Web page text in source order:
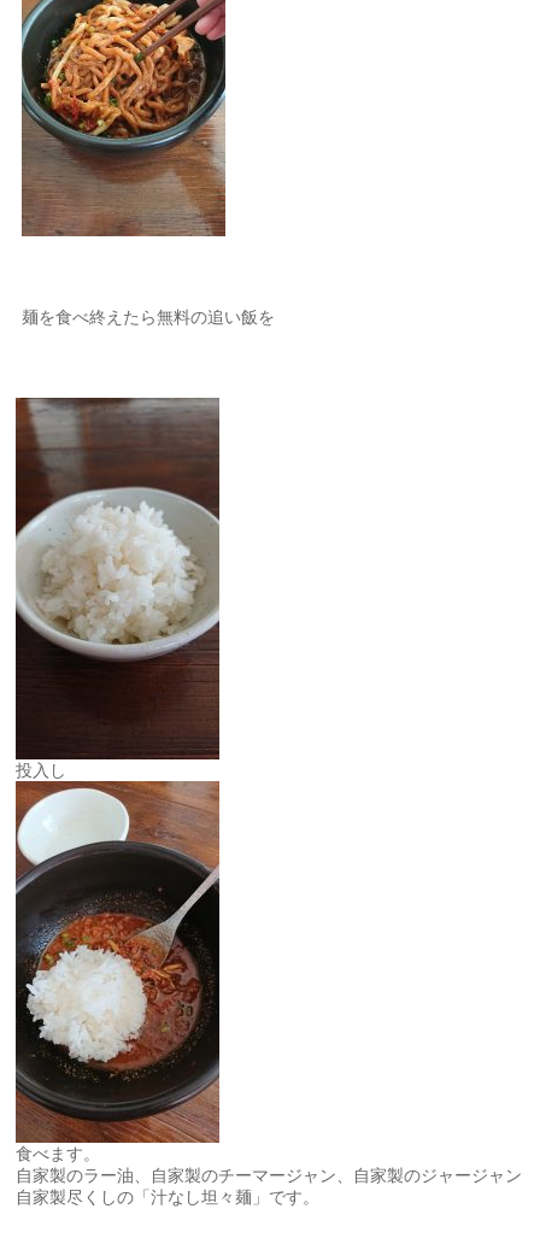
麺を食べ終えたら無料の追い飯を
投入し
食べます。
自家製のラー油、自家製のチーマージャン、自家製のジャージャン
自家製尽くしの「汁なし坦々麺」です。